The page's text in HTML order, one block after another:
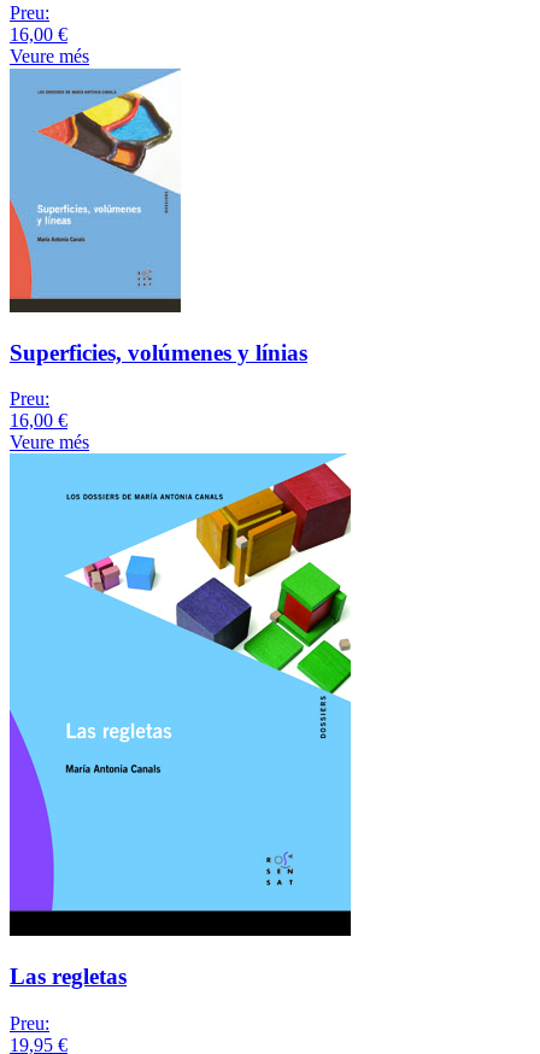
Preu:
16,00 €
Veure més
Superficies, volúmenes y línias
Preu:
16,00 €
Veure més
Las regletas
Preu:
19,95 €